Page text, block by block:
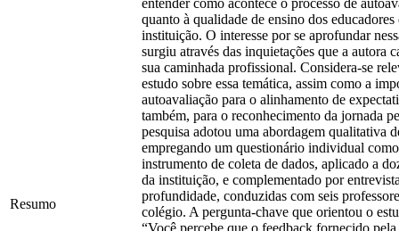
Resumo
quanto à qualidade de ensino dos educadores
instituição. O interesse por se aprofundar
surgiu através das inquietações que a autora
sua caminhada profissional. Considera-se
estudo sobre essa temática, assim como a
autoavaliação para o alinhamento de
também, para o reconhecimento da jornada
pesquisa adotou uma abordagem qualitativa
empregando um questionário individual como
instrumento de coleta de dados, aplicado a
da instituição, e complementado por
profundidade, conduzidas com seis
colégio. A pergunta-chave que orientou o
“Você percebe que o feedback fornecido pela